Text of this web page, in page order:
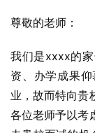
尊敬的老师：
我们是xxxx的
资、办学成果
业，故而特向贵
各位老师予以考